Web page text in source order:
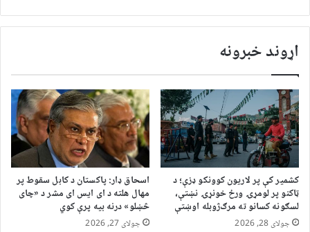
اړوند خبرونه
کشمیر کې پر لاریون کوونکو ډزې؛ د
ټاکنو پر لومړۍ ورځ خونړۍ نښتې،
لسګونه کسانو ته مرګ‌ژوبله اوښتې
جولای 28, 2026
اسحاق ډار: پاکستان د کابل سقوط پر
مهال هلته د ای ایس ای مشر د «چای
څښلو» درنه بیه پرې کوي
جولای 27, 2026